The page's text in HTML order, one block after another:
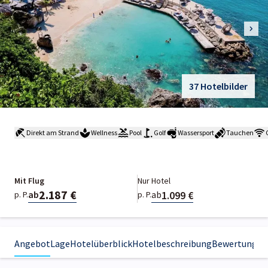
37 Hotelbilder
Direkt am Strand Wellness Pool Golf Wassersport Tauchen
Mit Flug
p. P.ab2.187 €
Nur Hotel
p. P.ab1.099 €
AngebotLageHotelüberblickHotelbeschreibungBewertungen